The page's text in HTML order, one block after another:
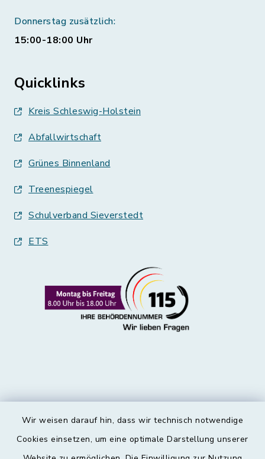
Wir weisen darauf hin, dass wir technisch notwendige
Cookies einsetzen, um eine optimale Darstellung unserer
Donnerstag zusätzlich:
15:00-18:00 Uhr
Quicklinks
Kreis Schleswig-Holstein
Abfallwirtschaft
Grünes Binnenland
Treenespiegel
Schulverband Sieverstedt
ETS
Kontakt